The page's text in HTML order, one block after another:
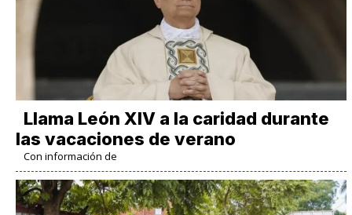
Llama León XIV a la caridad durante
las vacaciones de verano
Con información de